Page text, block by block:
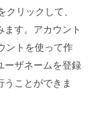
クリックして、
ます。アカウント
ントを使って作
ーザネームを登録
うことができま